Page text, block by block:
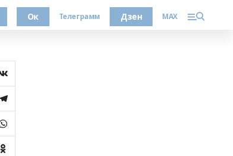
Ок Телеграмм Дзен MAX